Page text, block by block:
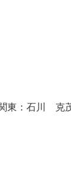
東：石川 克